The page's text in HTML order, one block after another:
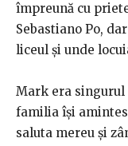
împreună cu
Sebastiano Po,
liceul și unde
Mark era singurul
familia își
saluta mereu și